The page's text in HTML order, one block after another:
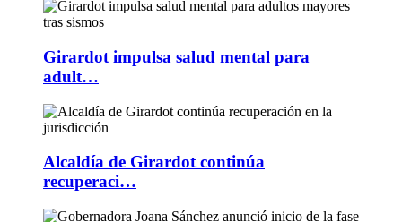
Girardot impulsa salud mental para
adult…
Alcaldía de Girardot continúa
recuperaci…